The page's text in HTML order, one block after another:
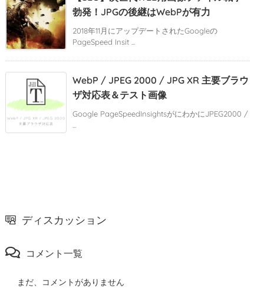
勃発！JPGの後継はWebPが有力
2018年11月にアップデートされたGoogleの
PageSpeed Insit ...
WebP / JPEG 2000 / JPG XR 主要ブラウ
ザ対応表＆テスト画像
Google PageSpeedInsightsがにわかにJPEG2000 /
ディスカッション
コメント一覧
まだ、コメントがありません